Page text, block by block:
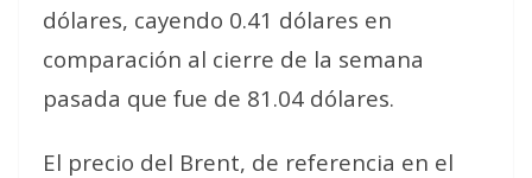
dólares, cayendo 0.41 dólares en
comparación al cierre de la semana
pasada que fue de 81.04 dólares.
El precio del Brent, de referencia en el